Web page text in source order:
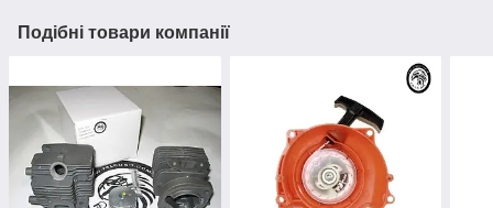
Подібні товари компанії